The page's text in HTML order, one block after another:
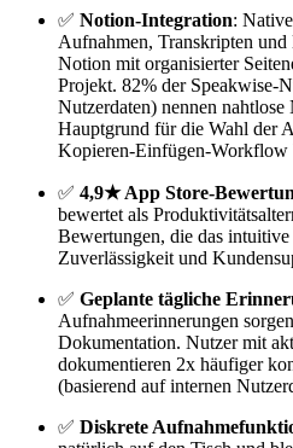
✅ Notion-Integration:
Aufnahmen, Transkripten
Notion mit organisierter
Projekt. 82% der Speakwise-
Nutzerdaten) nennen
Hauptgrund für die Wahl der
Kopieren-Einfügen-Workflow
✅ 4,9★ App Store-
bewertet als
Bewertungen, die das
Zuverlässigkeit und
✅ Geplante tägliche
Aufnahmeerinnerungen
Dokumentation. Nutzer mit
dokumentieren 2x häufiger
(basierend auf internen
✅ Diskrete